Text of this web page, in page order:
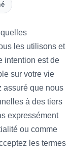
les utilisons et
intention est de
sur votre vie
assuré que nous
à des tiers
expressément
ou comme
les termes